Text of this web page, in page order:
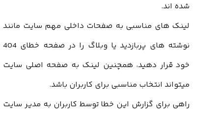
شده اند.
لینک های مناسبی به صفحات داخلی مهم سایت مانند
نوشته های پربازدید یا وبلاگ را در صفحه خطای 404
خود قرار دهید، همچنین لینک به صفحه اصلی سایت
میتواند انتخاب مناسبی برای کاربران باشد.
راهی برای گزارش این خطا توسط کاربران به مدیر سایت